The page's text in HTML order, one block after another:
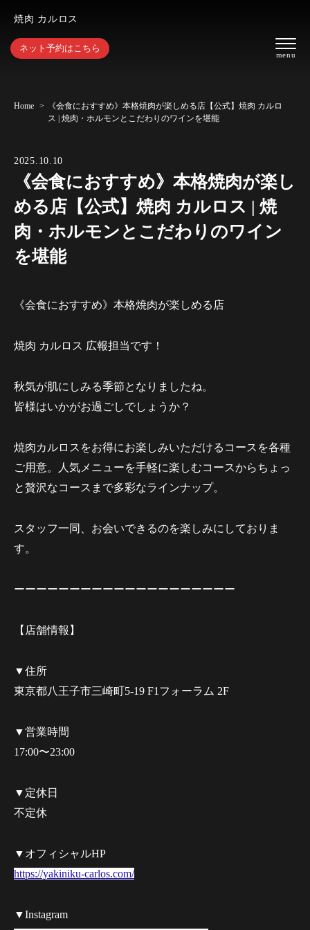
焼肉 カルロス
ネット予約はこちら
Home
《会食におすすめ》本格焼肉が楽しめる店【公式】焼肉 カルロ
ス | 焼肉・ホルモンとこだわりのワインを堪能
2025.10.10
《会食におすすめ》本格焼肉が楽し
める店【公式】焼肉 カルロス | 焼
肉・ホルモンとこだわりのワイン
を堪能
《会食におすすめ》本格焼肉が楽しめる店
焼肉 カルロス 広報担当です！
秋気が肌にしみる季節となりましたね。
皆様はいかがお過ごしでしょうか？
焼肉カルロスをお得にお楽しみいただけるコースを各種
ご用意。人気メニューを手軽に楽しむコースからちょっ
と贅沢なコースまで多彩なラインナップ。
スタッフ一同、お会いできるのを楽しみにしておりま
す。
ーーーーーーーーーーーーーーーーーーーー
【店舗情報】
▼住所
東京都八王子市三崎町5-19 F1フォーラム 2F
▼営業時間
17:00〜23:00
▼定休日
不定休
▼オフィシャルHP
https://yakiniku-carlos.com/
▼Instagram